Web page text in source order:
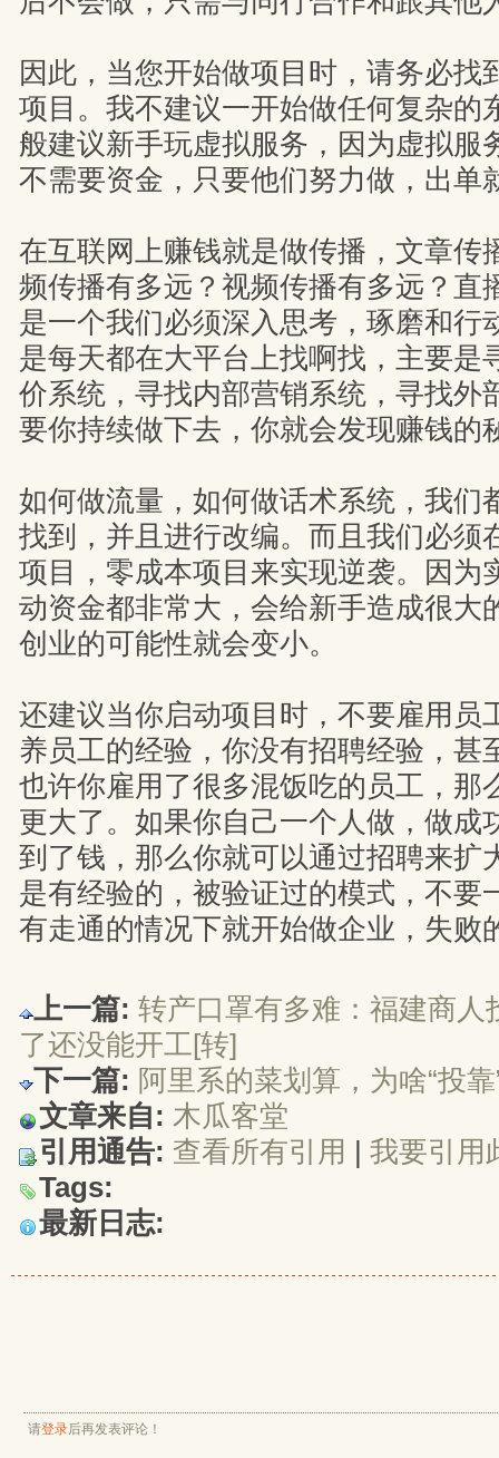
因此，当您开始做项目时，请务必找
项目。我不建议一开始做任何复杂的
般建议新手玩虚拟服务，因为虚拟服
不需要资金，只要他们努力做，出单
在互联网上赚钱就是做传播，文章传
频传播有多远？视频传播有多远？直
是一个我们必须深入思考，琢磨和行
是每天都在大平台上找啊找，主要是
价系统，寻找内部营销系统，寻找外
要你持续做下去，你就会发现赚钱的
如何做流量，如何做话术系统，我们
找到，并且进行改编。而且我们必须
项目，零成本项目来实现逆袭。因为
动资金都非常大，会给新手造成很大
创业的可能性就会变小。
还建议当你启动项目时，不要雇用员
养员工的经验，你没有招聘经验，甚
也许你雇用了很多混饭吃的员工，那
更大了。如果你自己一个人做，做成
到了钱，那么你就可以通过招聘来扩
是有经验的，被验证过的模式，不要
有走通的情况下就开始做企业，失败
上一篇: 转产口罩有多难：福建商人
了还没能开工[转]
下一篇: 阿里系的菜划算，为啥“投
文章来自: 木瓜客堂
引用通告: 查看所有引用 | 我要引用
Tags:
最新日志:
请登录后再发表评论！